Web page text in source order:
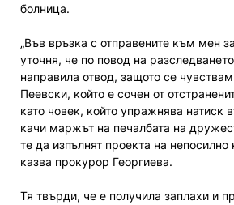
болница.
„Във връзка с отправените към мен
уточня, че по повод на
направила отвод, защото се
Пеевски, който е сочен от
като човек, който упражнява натиск
качи маржът на печалбата на
те да изпълнят проекта на непосилно
казва прокурор Георгиева.
Тя твърди, че е получила заплахи и